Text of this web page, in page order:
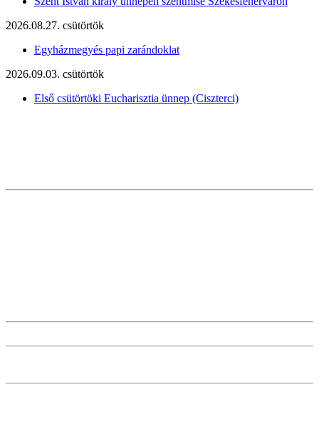
2026.08.27. csütörtök
Egyházmegyés papi zarándoklat
2026.09.03. csütörtök
Első csütörtöki Eucharisztia ünnep (Ciszterci)